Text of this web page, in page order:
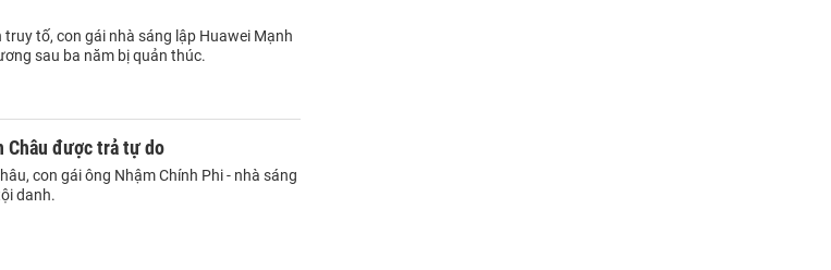
tố, con gái nhà sáng lập Huawei Mạnh
sau ba năm bị quản thúc.
Châu được trả tự do
con gái ông Nhậm Chính Phi - nhà sáng
danh.